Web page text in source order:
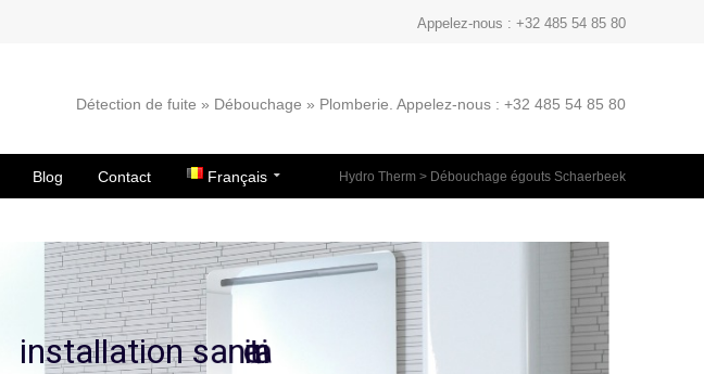
Appelez-nous : +32 485 54 85 80
Détection de fuite » Débouchage » Plomberie. Appelez-nous : +32 485 54 85 80
Hydro Therm > Débouchage égouts Schaerbeek
Blog Contact Français
installation sanita